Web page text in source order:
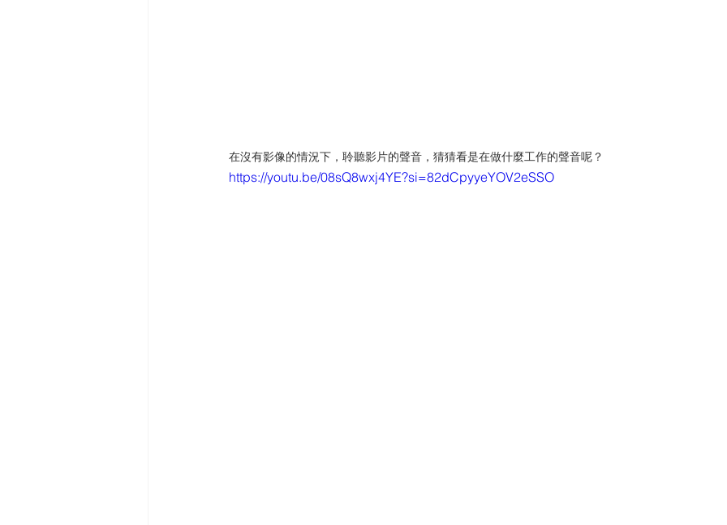
在沒有影像的情況下，聆聽影片的聲音，猜猜看是在做什麼工作的聲音呢？
https://youtu.be/08sQ8wxj4YE?si=82dCpyyeYOV2eSSO